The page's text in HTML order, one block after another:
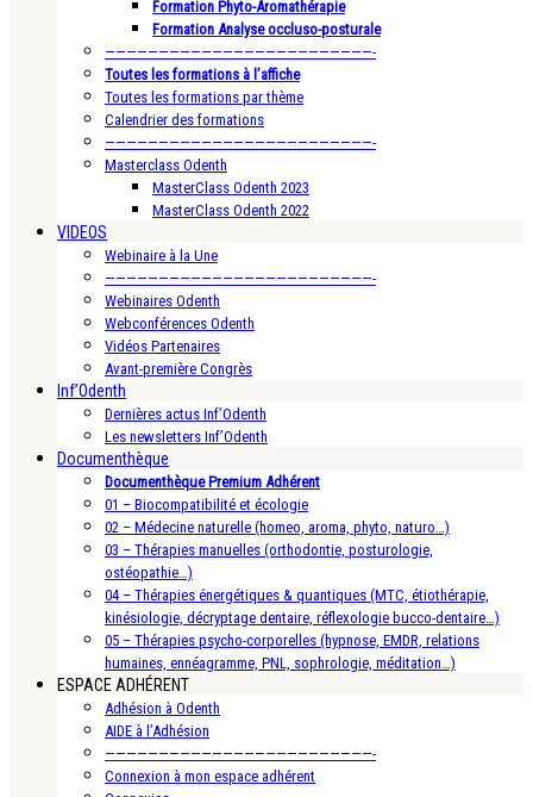
Formation Phyto-Aromathérapie
Formation Analyse occluso-posturale
—————————————————————————-
Toutes les formations à l’affiche
Toutes les formations par thème
Calendrier des formations
—————————————————————————-
Masterclass Odenth
MasterClass Odenth 2023
MasterClass Odenth 2022
VIDEOS
Webinaire à la Une
—————————————————————————-
Webinaires Odenth
Webconférences Odenth
Vidéos Partenaires
Avant-première Congrès
Inf’Odenth
Dernières actus Inf’Odenth
Les newsletters Inf’Odenth
Documenthèque
Documenthèque Premium Adhérent
01 – Biocompatibilité et écologie
02 – Médecine naturelle (homeo, aroma, phyto, naturo…)
03 – Thérapies manuelles (orthodontie, posturologie,
ostéopathie…)
04 – Thérapies énergétiques & quantiques (MTC, étiothérapie,
kinésiologie, décryptage dentaire, réflexologie bucco-dentaire…)
05 – Thérapies psycho-corporelles (hypnose, EMDR, relations
humaines, ennéagramme, PNL, sophrologie, méditation…)
ESPACE ADHÉRENT
Adhésion à Odenth
AIDE à l’Adhésion
—————————————————————————-
Connexion à mon espace adhérent